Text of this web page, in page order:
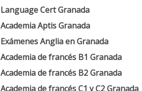
Language Cert Granada
Academia Aptis Granada
Exámenes Anglia en Granada
Academia de francés B1 Granada
Academia de francés B2 Granada
Academia de francés C1 y C2 Granada